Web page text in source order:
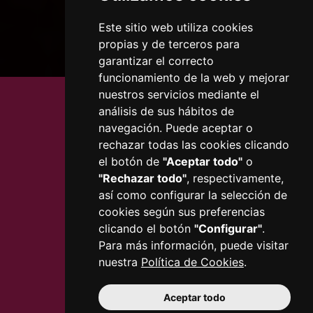
Este sitio web utiliza cookies
propias y de terceros para
garantizar el correcto
funcionamiento de la web y mejorar
nuestros servicios mediante el
análisis de sus hábitos de
navegación. Puede aceptar o
rechazar todas las cookies clicando
el botón de "Aceptar todo"o
"Rechazar todo", respectivamente,
así como configurar la selección de
cookies según sus preferencias
clicando el botón "Configurar".
Para más información, puede visitar
nuestra Política de Cookies.
Aceptar todo
977 010 010
ajuntament@reus.cat
reus.cat